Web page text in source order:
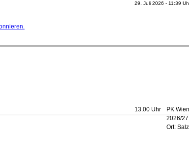
29. Juli 2026 - 11:39
Kammerorchester
Festspiele
17. Juli 2026 - 18:03
13.00 Uhr
PK
2026/
Ort: